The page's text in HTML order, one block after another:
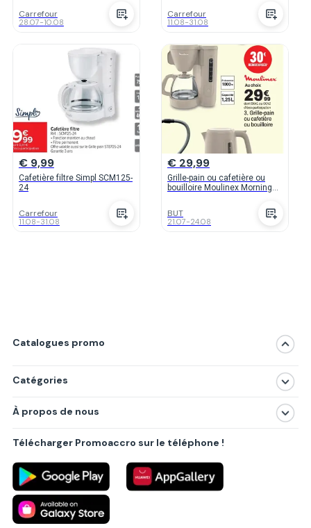
Carrefour
28.07-10.08
Carrefour
11.08-31.08
€ 9,99
Cafetière filtre Simpl SCM125-
24
Carrefour
11.08-31.08
€ 29,99
Grille-pain ou cafetière ou
bouilloire Moulinex Morning
BUT
21.07-24.08
Catalogues promo
Catégories
Produits
Villes principales
À propos de nous
Politique de confidentialité
Règlements
Partenariat B2B
Blog
Contact
Télécharger Promoaccro sur le téléphone !